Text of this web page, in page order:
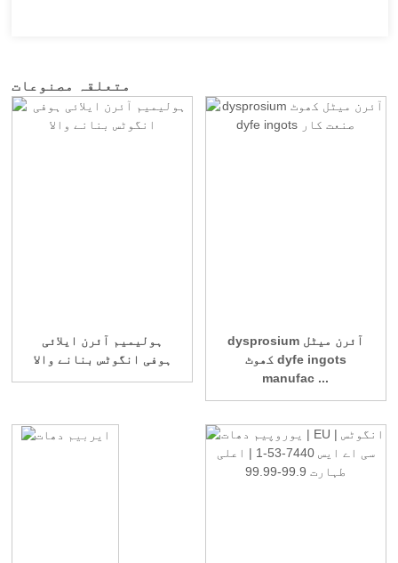
متعلقہ مصنوعات
ہولیمیم آئرن ایلائی
ہوفی انگوٹس بنانے والا
dysprosium آئرن میٹل
کھوٹ dyfe ingots
manufac ...